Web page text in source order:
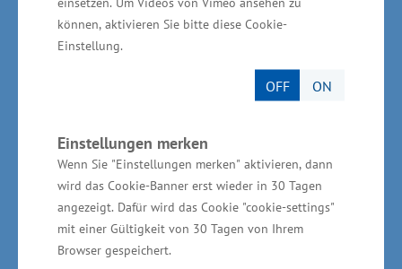
können, aktivieren Sie bitte diese Cookie-
Einstellung.
OFF ON
Einstellungen merken
Wenn Sie "Einstellungen merken" aktivieren, dann
wird das Cookie-Banner erst wieder in 30 Tagen
angezeigt. Dafür wird das Cookie "cookie-settings"
mit einer Gültigkeit von 30 Tagen von Ihrem
Browser gespeichert.
In Mecklenburg-Vorpommern sind etwa 100
überwiegend kleine und mittlere Unternehmen
im Bereich automotive tätig. Davon sind rund
Zulieferer, beispielsweise die Webasto
Neubrandenburg GmbH in Neubrandenburg, die
ZF TRW Airbag Systems GmbH in Laage, die
Flamm Precomp GmbH & Co. KG in Laage und
die Oberaigner Automotive GmbH in Laage.